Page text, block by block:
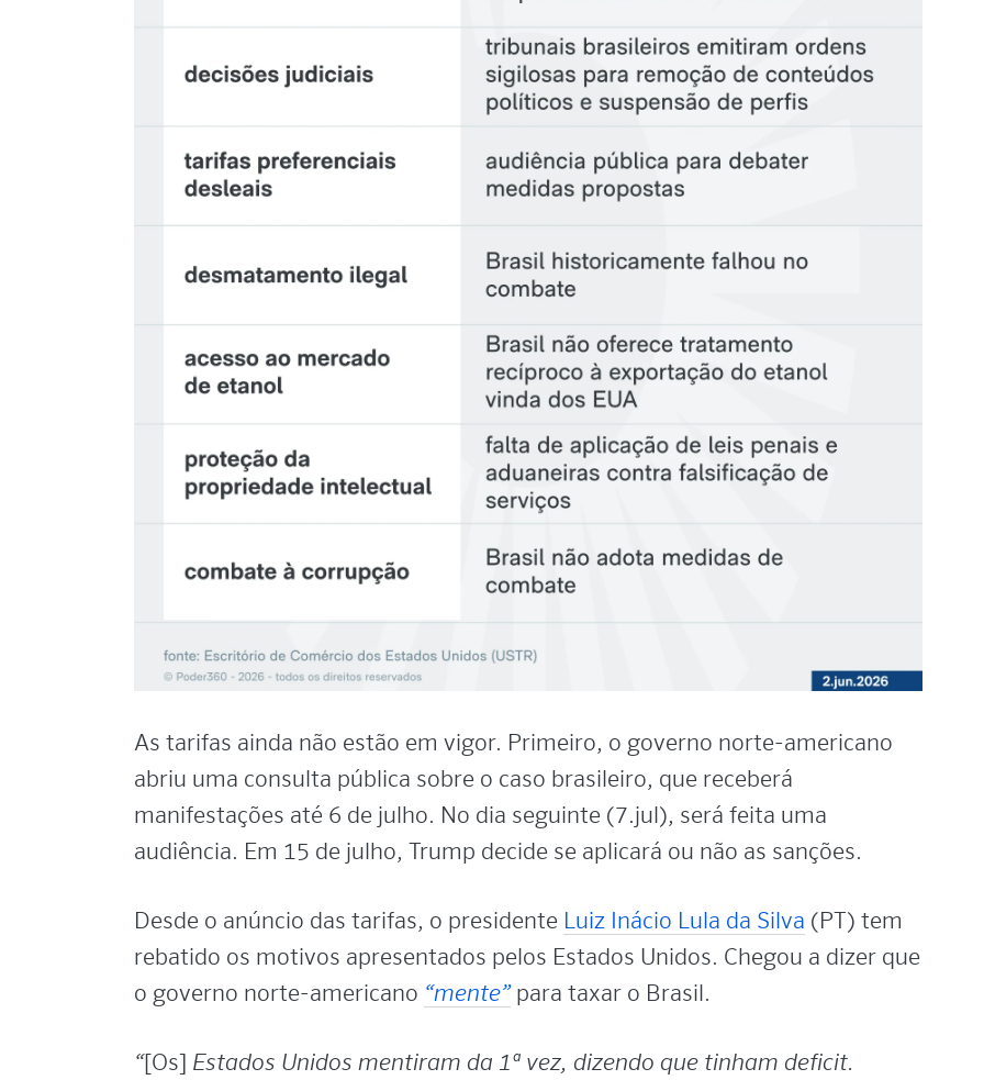
As tarifas ainda não estão em vigor. Primeiro, o governo norte-americano
abriu uma consulta pública sobre o caso brasileiro, que receberá
manifestações até 6 de julho. No dia seguinte (7.jul), será feita uma
audiência. Em 15 de julho, Trump decide se aplicará ou não as sanções.
Desde o anúncio das tarifas, o presidente Luiz Inácio Lula da Silva (PT) tem
rebatido os motivos apresentados pelos Estados Unidos. Chegou a dizer que
o governo norte-americano “mente”para taxar o Brasil.
“[Os] Estados Unidos mentiram da 1ª vez, dizendo que tinham deficit.